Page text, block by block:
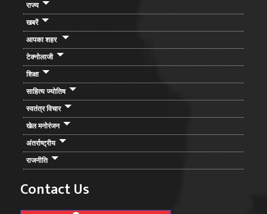
राज्य
खबरें
आपका शहर
टेक्नोलाजी
शिक्षा
साहित्य ज्योतिष
स्वतंत्र विचार
खेल मनोरंजन
अंतर्राष्ट्रीय
राजनीति
Contact Us